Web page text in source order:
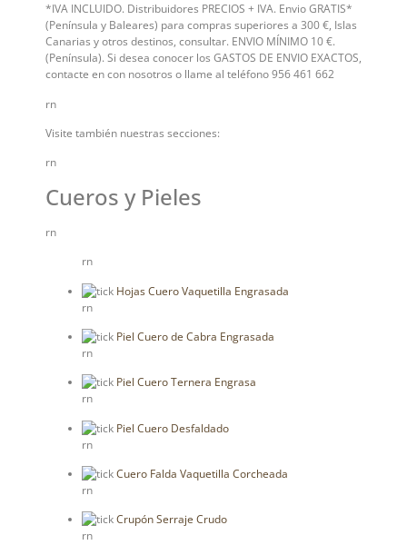
*IVA INCLUIDO. Distribuidores PRECIOS + IVA. Envio GRATIS*
(Península y Baleares) para compras superiores a 300 €, Islas
Canarias y otros destinos, consultar. ENVIO MÍNIMO 10 €.
(Península). Si desea conocer los GASTOS DE ENVIO EXACTOS,
contacte en con nosotros o llame al teléfono 956 461 662
rn
Visite también nuestras secciones:
rn
Cueros y Pieles
rn
rn
Hojas Cuero Vaquetilla Engrasada
rn
Piel Cuero de Cabra Engrasada
rn
Piel Cuero Ternera Engrasa
rn
Piel Cuero Desfaldado
rn
Cuero Falda Vaquetilla Corcheada
rn
Crupón Serraje Crudo
rn